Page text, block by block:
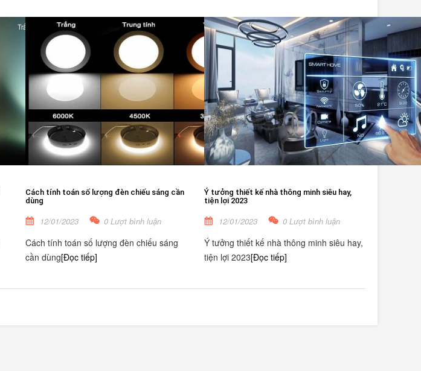
Cách tính toán số lượng đèn chiếu sáng cần
dùng
12/01/2023 0 Lượt bình luận
Cách tính toán số lượng đèn chiếu sáng
cần dùng[Đọc tiếp]
Ý tưởng thiết kế nhà thông minh siêu hay,
tiện lợi 2023
12/01/2023 0 Lượt bình luận
Ý tưởng thiết kế nhà thông minh siêu hay,
tiện lợi 2023[Đọc tiếp]